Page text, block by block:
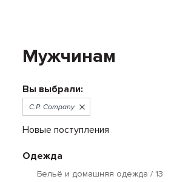
Мужчинам
Вы выбрали:
C.P. Company
Новые поступления
Одежда
Бельё и домашняя одежда / 13